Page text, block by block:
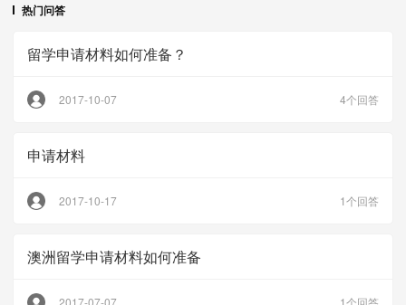
热门问答
留学申请材料如何准备？
2017-10-07 4个回答
申请材料
2017-10-17 1个回答
澳洲留学申请材料如何准备
2017-07-07 1个回答